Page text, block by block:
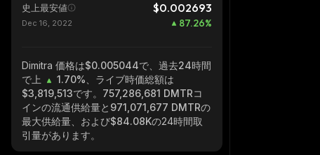
史上最安値 $0.002693
Dec 16, 2022 87.26%
Dimitra 価格は$0.005044で、過去24時間
で上
1.70% 、ライブ時価総額は
$3,819,513です。 757,286,681 DMTRコ
インの流通供給量と 971,071,677 DMTRの
最大供給量、および$84.08Kの24時間取
引量があります。